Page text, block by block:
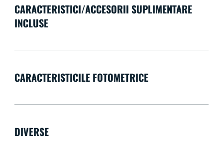
CARACTERISTICI/ACCESORII SUPLIMENTARE
INCLUSE
CARACTERISTICILE FOTOMETRICE
DIVERSE